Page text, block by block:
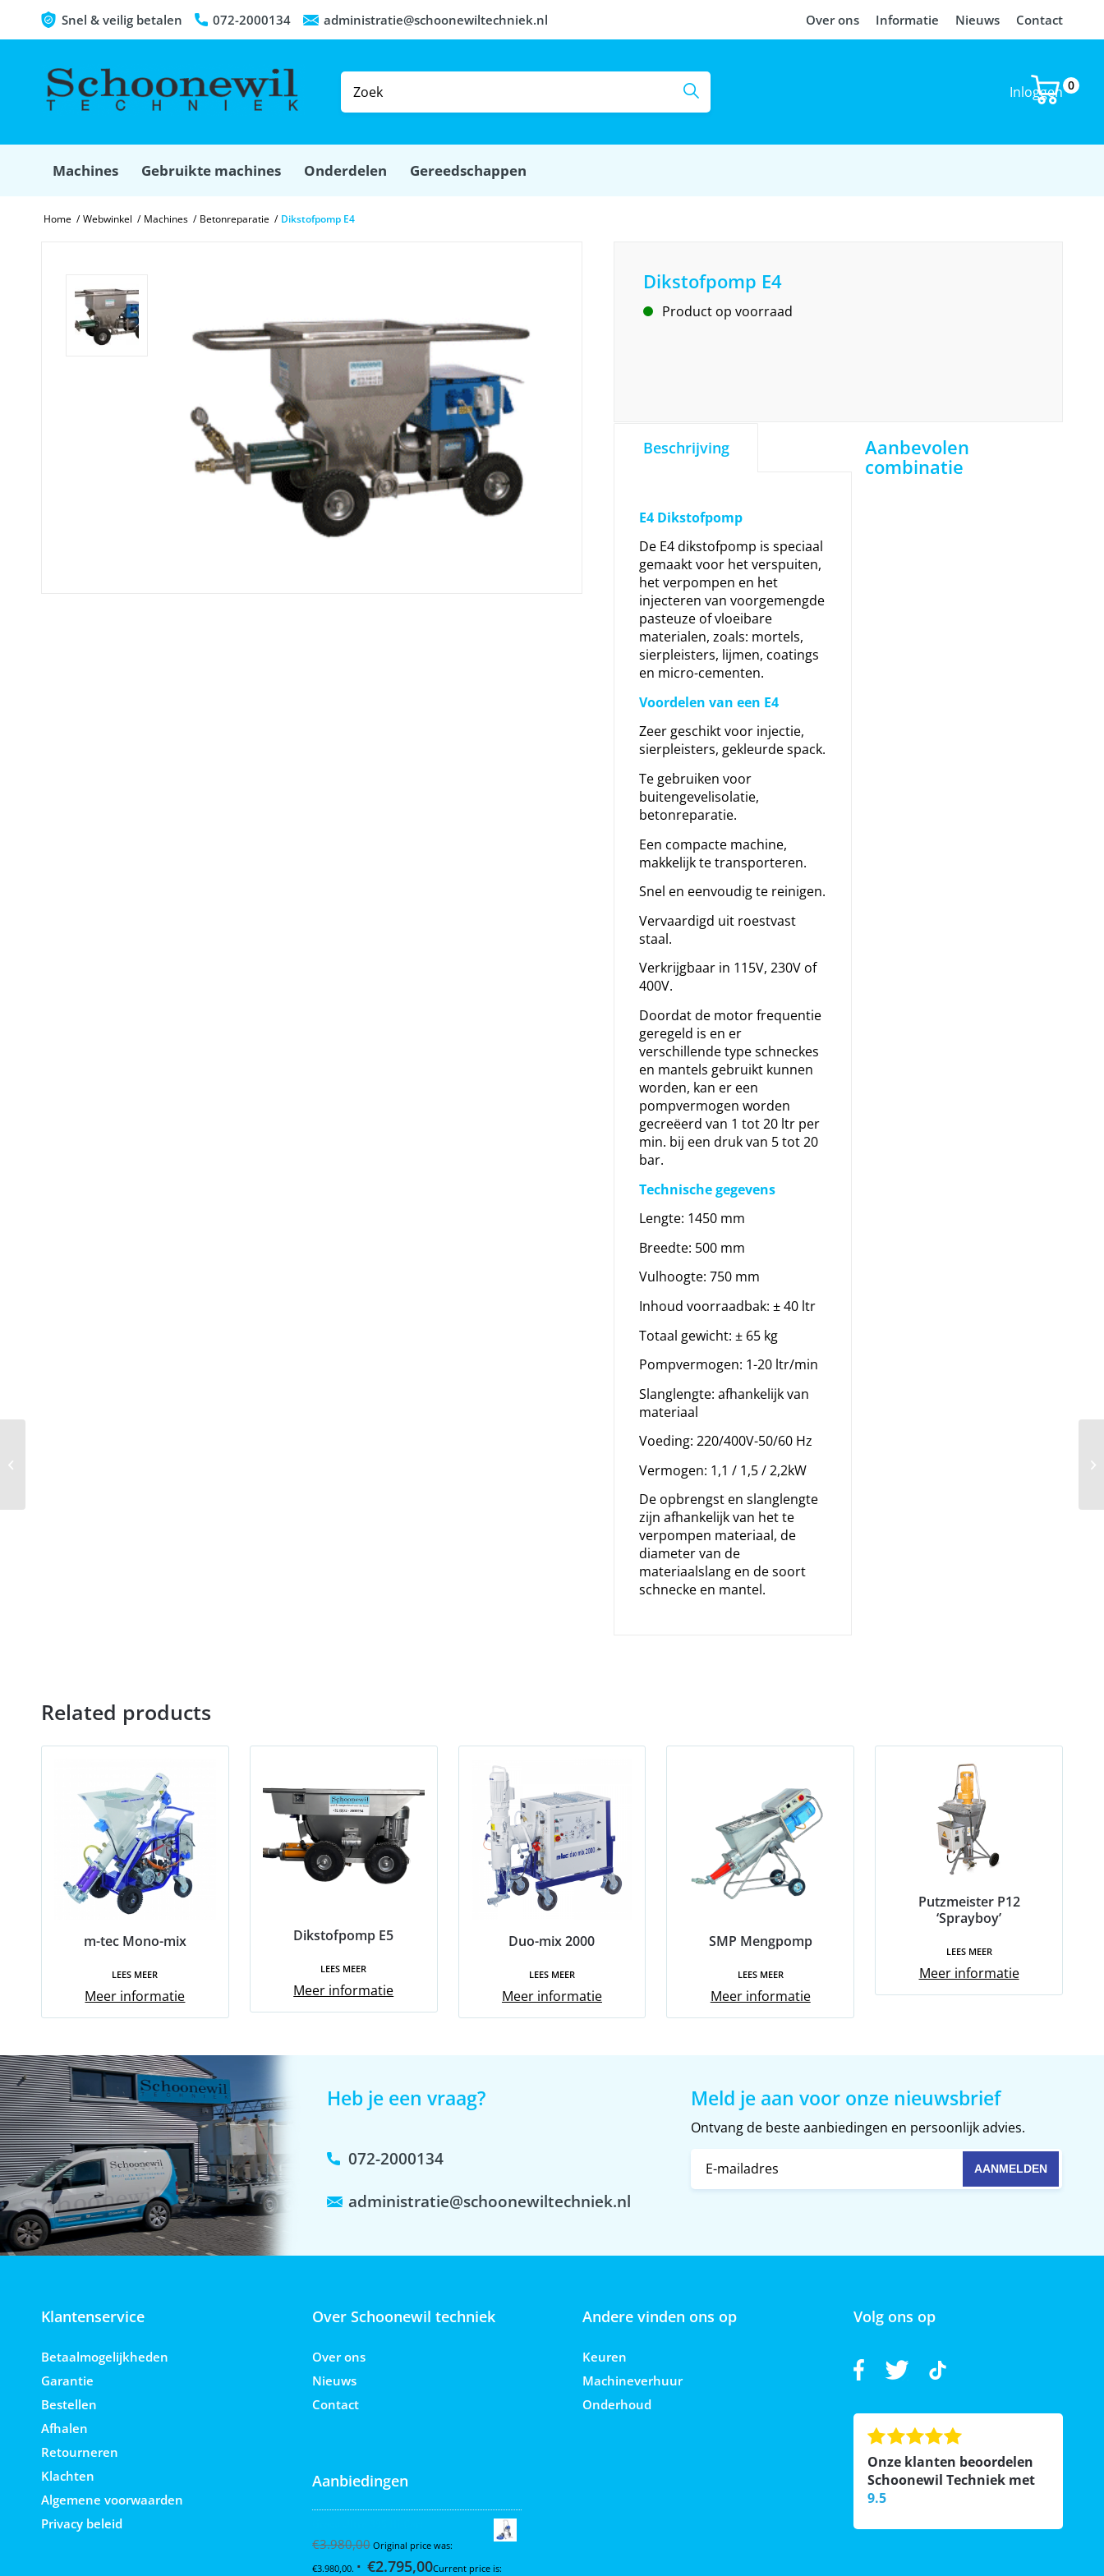
Over ons Informatie Nieuws Contact
Snel & veilig betalen 072-2000134 administratie@schoonewiltechniek.nl
0
Inloggen
Machines Gebruikte machines Onderdelen Gereedschappen
Home / Webwinkel / Machines / Betonreparatie / Dikstofpomp E4
Dikstofpomp E4
Product op voorraad
Beschrijving
E4 Dikstofpomp
De E4 dikstofpomp is speciaal
gemaakt voor het verspuiten,
het verpompen en het
injecteren van voorgemengde
pasteuze of vloeibare
materialen, zoals: mortels,
sierpleisters, lijmen, coatings
en micro-cementen.
Voordelen van een E4
Zeer geschikt voor injectie,
sierpleisters, gekleurde spack.
Te gebruiken voor
buitengevelisolatie,
betonreparatie.
Een compacte machine,
makkelijk te transporteren.
Snel en eenvoudig te reinigen.
Vervaardigd uit roestvast
staal.
Verkrijgbaar in 115V, 230V of
400V.
Doordat de motor frequentie
geregeld is en er
verschillende type schneckes
en mantels gebruikt kunnen
worden, kan er een
pompvermogen worden
gecreëerd van 1 tot 20 ltr per
min. bij een druk van 5 tot 20
bar.
Technische gegevens
Lengte: 1450 mm
Breedte: 500 mm
Vulhoogte: 750 mm
Inhoud voorraadbak: ± 40 ltr
Totaal gewicht: ± 65 kg
Pompvermogen: 1-20 ltr/min
Slanglengte: afhankelijk van
materiaal
Voeding: 220/400V-50/60 Hz
Vermogen: 1,1 / 1,5 / 2,2kW
De opbrengst en slanglengte
zijn afhankelijk van het te
verpompen materiaal, de
diameter van de
materiaalslang en de soort
schnecke en mantel.
Aanbevolen
combinatie
Related products
m-tec Mono-mix
LEES MEER
Meer informatie
Dikstofpomp E5
LEES MEER
Meer informatie
Duo-mix 2000
LEES MEER
Meer informatie
SMP Mengpomp
LEES MEER
Meer informatie
Putzmeister P12
‘Sprayboy’
LEES MEER
Meer informatie
Heb je een vraag?
072-2000134
administratie@schoonewiltechniek.nl
Meld je aan voor onze nieuwsbrief
Ontvang de beste aanbiedingen en persoonlijk advies.
Klantenservice
Betaalmogelijkheden
Garantie
Bestellen
Afhalen
Retourneren
Klachten
Algemene voorwaarden
Privacy beleid
Over Schoonewil techniek
Over ons
Nieuws
Contact
Aanbiedingen
€3.980,00 Original price was:
€3.980,00.
€2.795,00Current price is:
Andere vinden ons op
Keuren
Machineverhuur
Onderhoud
Volg ons op
Onze klanten beoordelen
Schoonewil Techniek met
9.5